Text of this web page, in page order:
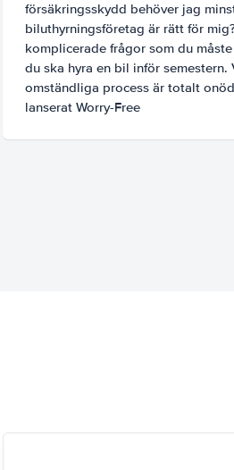
försäkringsskydd behöver jag
biluthyrningsföretag är rätt för
komplicerade frågor som du
du ska hyra en bil inför semestern.
omständliga process är totalt
lanserat Worry-Free